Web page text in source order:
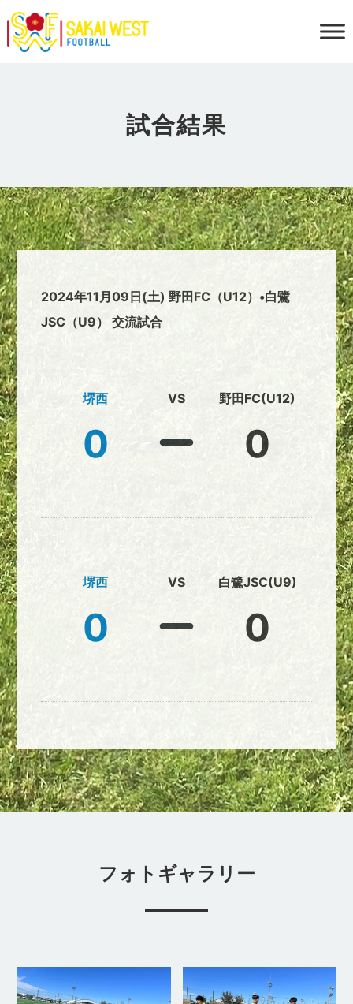
試合結果
2024年11月09日(土) 野田FC（U12）•白鷺
JSC（U9） 交流試合
堺西
0
VS 野田FC(U12)
0
堺西
0
VS 白鷺JSC(U9)
0
フォトギャラリー